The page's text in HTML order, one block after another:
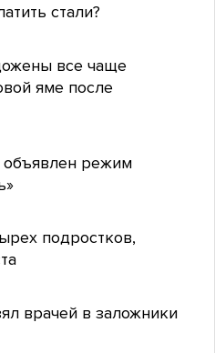
стали?
все чаще
яме после
объявлен режим
подростков,
врачей в заложники